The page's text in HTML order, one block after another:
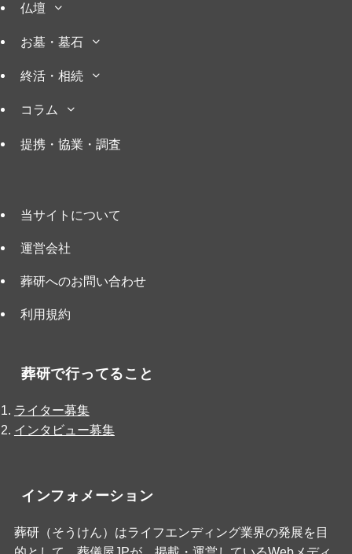
仏壇
お墓・墓石
終活・相続
コラム
提携・協業・調査
当サイトについて
運営会社
葬研へのお問い合わせ
利用規約
葬研で行ってること
ライター募集
インタビュー募集
インフォメーション
葬研（そうけん）はライフエンディング業界の発展を目